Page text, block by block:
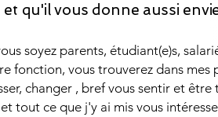
et qu'il vous donne aussi
soyez parents, étudiant(e)s,
fonction, vous trouverez dans mes
changer , bref vous sentir et
tout ce que j'y ai mis vous